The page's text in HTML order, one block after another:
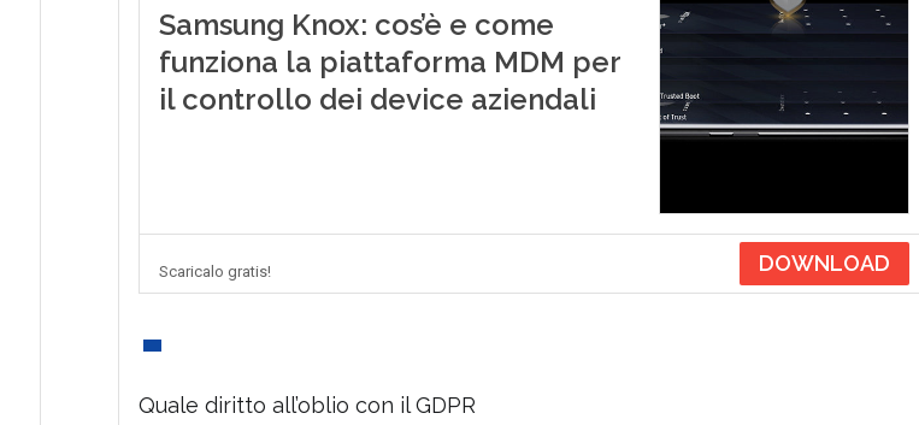
Samsung Knox: cos’è e come
funziona la piattaforma MDM per
il controllo dei device aziendali
Scaricalo gratis! DOWNLOAD
Quale diritto all’oblio con il GDPR